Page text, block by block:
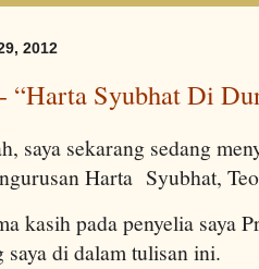
2012
“Harta Syubhat Di
saya sekarang sedang
Harta Syubhat,
kasih pada penyelia saya
saya di dalam tulisan ini.